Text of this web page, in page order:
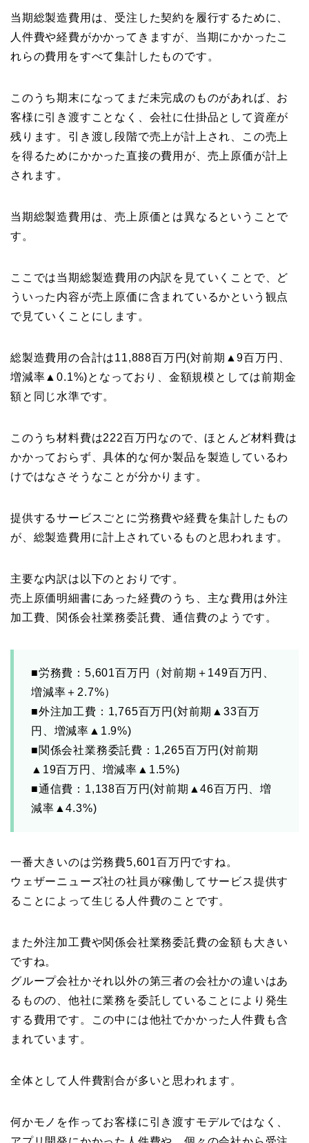
当期総製造費用は、受注した契約を履行するために、
人件費や経費がかかってきますが、当期にかかったこ
れらの費用をすべて集計したものです。
このうち期末になってまだ未完成のものがあれば、お
客様に引き渡すことなく、会社に仕掛品として資産が
残ります。引き渡し段階で売上が計上され、この売上
を得るためにかかった直接の費用が、売上原価が計上
されます。
当期総製造費用は、売上原価とは異なるということで
す。
ここでは当期総製造費用の内訳を見ていくことで、ど
ういった内容が売上原価に含まれているかという観点
で見ていくことにします。
総製造費用の合計は11,888百万円(対前期▲9百万円、
増減率▲0.1%)となっており、金額規模としては前期金
額と同じ水準です。
このうち材料費は222百万円なので、ほとんど材料費は
かかっておらず、具体的な何か製品を製造しているわ
けではなさそうなことが分かります。
提供するサービスごとに労務費や経費を集計したもの
が、総製造費用に計上されているものと思われます。
主要な内訳は以下のとおりです。
売上原価明細書にあった経費のうち、主な費用は外注
加工費、関係会社業務委託費、通信費のようです。
■労務費：5,601百万円（対前期＋149百万円、
増減率＋2.7%）
■外注加工費：1,765百万円(対前期▲33百万
円、増減率▲1.9%)
■関係会社業務委託費：1,265百万円(対前期
▲19百万円、増減率▲1.5%)
■通信費：1,138百万円(対前期▲46百万円、増
減率▲4.3%)
一番大きいのは労務費5,601百万円ですね。
ウェザーニューズ社の社員が稼働してサービス提供す
ることによって生じる人件費のことです。
また外注加工費や関係会社業務委託費の金額も大きい
ですね。
グループ会社かそれ以外の第三者の会社かの違いはあ
るものの、他社に業務を委託していることにより発生
する費用です。この中には他社でかかった人件費も含
まれています。
全体として人件費割合が多いと思われます。
何かモノを作ってお客様に引き渡すモデルではなく、